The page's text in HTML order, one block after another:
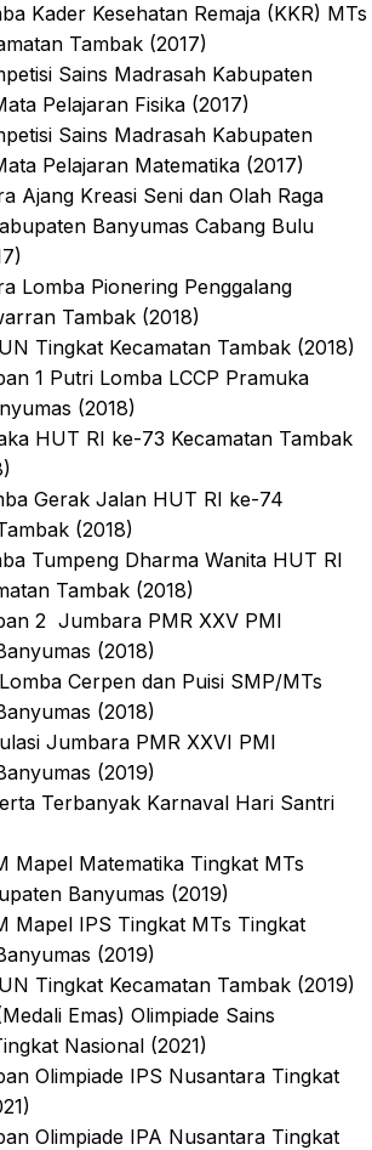
Kader Kesehatan Remaja (KKR) MTs
Tambak (2017)
Sains Madrasah Kabupaten
Pelajaran Fisika (2017)
Sains Madrasah Kabupaten
Pelajaran Matematika (2017)
Ajang Kreasi Seni dan Olah Raga
Banyumas Cabang Bulu
Lomba Pionering Penggalang
Tambak (2018)
Tingkat Kecamatan Tambak (2018)
1 Putri Lomba LCCP Pramuka
(2018)
HUT RI ke-73 Kecamatan Tambak
Gerak Jalan HUT RI ke-74
(2018)
Tumpeng Dharma Wanita HUT RI
Tambak (2018)
2 Jumbara PMR XXV PMI
(2018)
Cerpen dan Puisi SMP/MTs
(2018)
Jumbara PMR XXVI PMI
(2019)
Terbanyak Karnaval Hari Santri
Mapel Matematika Tingkat MTs
Banyumas (2019)
Mapel IPS Tingkat MTs Tingkat
(2019)
Tingkat Kecamatan Tambak (2019)
Emas) Olimpiade Sains
Nasional (2021)
Olimpiade IPS Nusantara Tingkat
Olimpiade IPA Nusantara Tingkat